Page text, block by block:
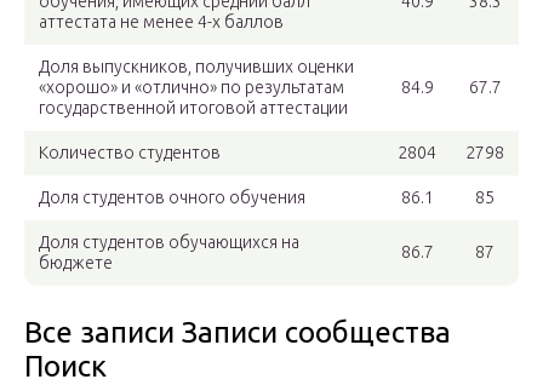
аттестата не менее 4-х баллов
Доля выпускников, получивших оценки
«хорошо» и «отлично» по результатам
государственной итоговой аттестации
84.9 67.7
Количество студентов 2804 2798
Доля студентов очного обучения 86.1 85
Доля студентов обучающихся на
бюджете
86.7 87
Все записи Записи сообщества
Поиск